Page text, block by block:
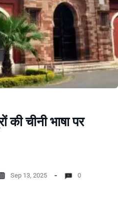
चीनी भाषा पर
Sep 13, 2025 0